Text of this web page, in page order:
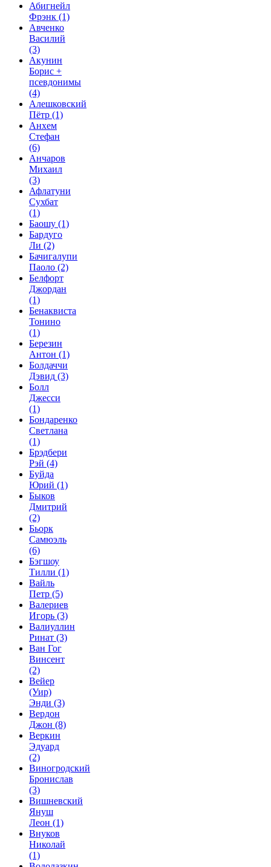
Абигнейл
Фрэнк (1)
Авченко
Василий
(3)
Акунин
Борис +
псевдонимы
(4)
Алешковский
Пётр (1)
Анхем
Стефан
(6)
Анчаров
Михаил
(3)
Афлатуни
Сухбат
(1)
Баошу (1)
Бардуго
Ли (2)
Бачигалупи
Паоло (2)
Белфорт
Джордан
(1)
Бенаквиста
Тонино
(1)
Березин
Антон (1)
Болдаччи
Дэвид (3)
Болл
Джесси
(1)
Бондаренко
Светлана
(1)
Брэдбери
Рэй (4)
Буйда
Юрий (1)
Быков
Дмитрий
(2)
Бьорк
Самюэль
(6)
Бэгшоу
Тилли (1)
Вайль
Петр (5)
Валериев
Игорь (3)
Валиуллин
Ринат (3)
Ван Гог
Винсент
(2)
Вейер
(Уир)
Энди (3)
Вердон
Джон (8)
Веркин
Эдуард
(2)
Виногродский
Бронислав
(3)
Вишневский
Януш
Леон (1)
Внуков
Николай
(1)